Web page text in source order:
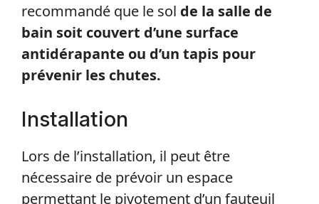
recommandé que le sol de la salle de
bain soit couvert d’une surface
antidérapante ou d’un tapis pour
prévenir les chutes.
Installation
Lors de l’installation, il peut être
nécessaire de prévoir un espace
permettant le pivotement d’un fauteuil